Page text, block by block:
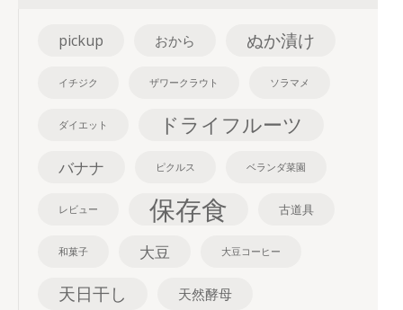
pickup おから ぬか漬け
イチジク ザワークラウト ソラマメ
ダイエット ドライフルーツ
バナナ ピクルス ベランダ菜園
レビュー 保存食 古道具
和菓子 大豆 大豆コーヒー
天日干し 天然酵母